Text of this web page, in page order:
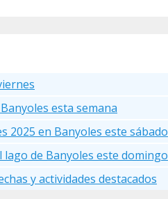
esta semana
2025 en Banyoles este sábado
lago de Banyoles este domingo
y actividades destacados